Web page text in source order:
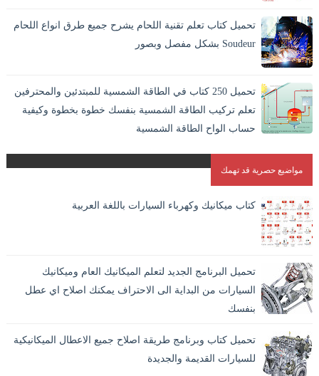
تحميل كتاب تعلم تقنية اللحام يشرح جميع طرق انواع اللحام
Soudeur بشكل مفصل وبصور
المستقرة لاندم...تحميل 250 كتاب في الطاقة الشمسية للمبتدئين والمحترفين
تعلم تركيب الطاقة الشمسية بنفسك خطوة بخطوة وكيفية
حساب الواح الطاقة الشمسية
مواضيع حصرية قد تهمك
كتاب ميكانيك وكهرباء السيارات باللغة العربية
تحميل البرنامج الجديد لتعلم الميكانيك العام وميكانيك
السيارات من البداية الى الاحتراف يمكنك اصلاح اي عطل
بنفسك
تحميل كتاب وبرنامج طريقة اصلاح جميع الاعطال الميكانيكية
للسيارات القديمة والجديدة